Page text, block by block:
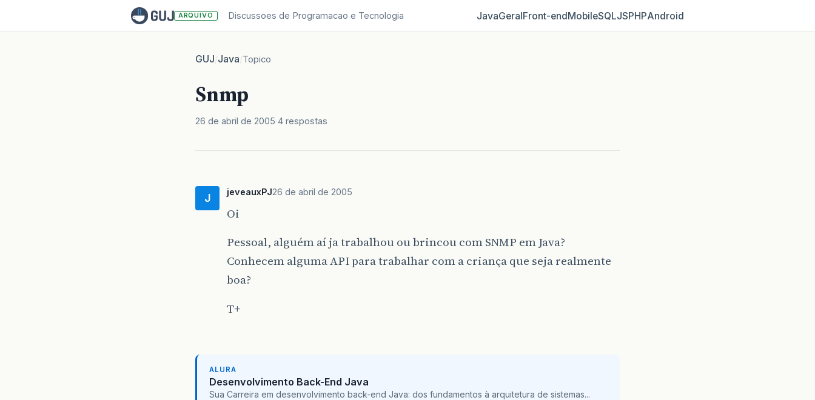
ARQUIVO Discussoes de Programacao e Tecnologia JavaGeralFront‑endMobileSQLJSPHPAndroid
GUJ/Java/Topico
Snmp
26 de abril de 2005 4 respostas
J jeveauxPJ26 de abril de 2005
Oi
Pessoal, alguém aí ja trabalhou ou brincou com SNMP em Java?
Conhecem alguma API para trabalhar com a criança que seja realmente
boa?
T+
ALURA
Desenvolvimento Back-End Java
Sua Carreira em desenvolvimento back-end Java: dos fundamentos à arquitetura de sistemas...